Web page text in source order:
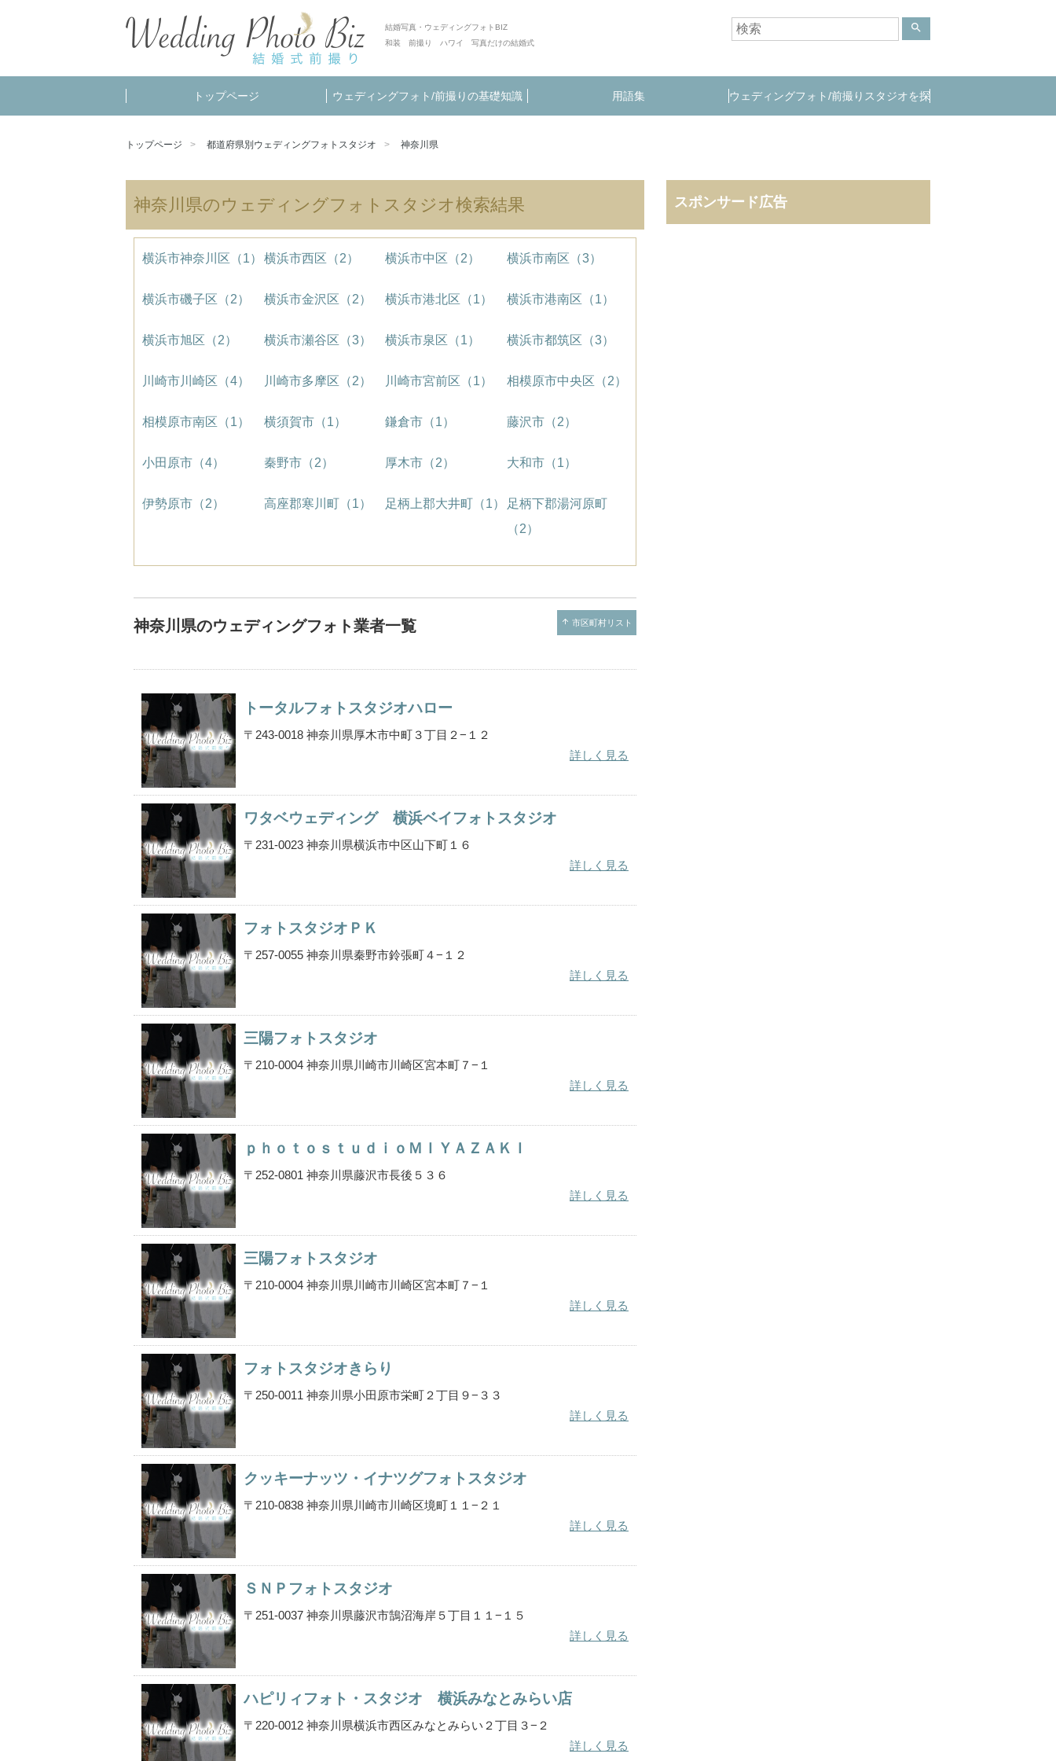
結婚写真・ウェディングフォトBIZ
和装 前撮り ハワイ 写真だけの結婚式
search
トップページ ウェディングフォト/前撮りの基礎知識 用語集 ウェディングフォト/前撮りスタジオを探
トップページ 都道府県別ウェディングフォトスタジオ 神奈川県
神奈川県のウェディングフォトスタジオ検索結果
横浜市神奈川区（1） 横浜市西区（2） 横浜市中区（2） 横浜市南区（3）
横浜市磯子区（2） 横浜市金沢区（2） 横浜市港北区（1） 横浜市港南区（1）
横浜市旭区（2） 横浜市瀬谷区（3） 横浜市泉区（1） 横浜市都筑区（3）
川崎市川崎区（4） 川崎市多摩区（2） 川崎市宮前区（1） 相模原市中央区（2）
相模原市南区（1） 横須賀市（1） 鎌倉市（1） 藤沢市（2）
小田原市（4） 秦野市（2） 厚木市（2） 大和市（1）
伊勢原市（2） 高座郡寒川町（1） 足柄上郡大井町（1）
足柄下郡湯河原町
（2）
神奈川県のウェディングフォト業者一覧 arrow_upward 市区町村リスト
トータルフォトスタジオハロー
〒243-0018 神奈川県厚木市中町３丁目２−１２
詳しく見る
ワタベウェディング 横浜ベイフォトスタジオ
〒231-0023 神奈川県横浜市中区山下町１６
詳しく見る
フォトスタジオＰＫ
〒257-0055 神奈川県秦野市鈴張町４−１２
詳しく見る
三陽フォトスタジオ
〒210-0004 神奈川県川崎市川崎区宮本町７−１
詳しく見る
ｐｈｏｔｏｓｔｕｄｉｏＭＩＹＡＺＡＫＩ
〒252-0801 神奈川県藤沢市長後５３６
詳しく見る
三陽フォトスタジオ
〒210-0004 神奈川県川崎市川崎区宮本町７−１
詳しく見る
フォトスタジオきらり
〒250-0011 神奈川県小田原市栄町２丁目９−３３
詳しく見る
クッキーナッツ・イナツグフォトスタジオ
〒210-0838 神奈川県川崎市川崎区境町１１−２１
詳しく見る
ＳＮＰフォトスタジオ
〒251-0037 神奈川県藤沢市鵠沼海岸５丁目１１−１５
詳しく見る
ハピリィフォト・スタジオ 横浜みなとみらい店
〒220-0012 神奈川県横浜市西区みなとみらい２丁目３−２
詳しく見る
スポンサード広告